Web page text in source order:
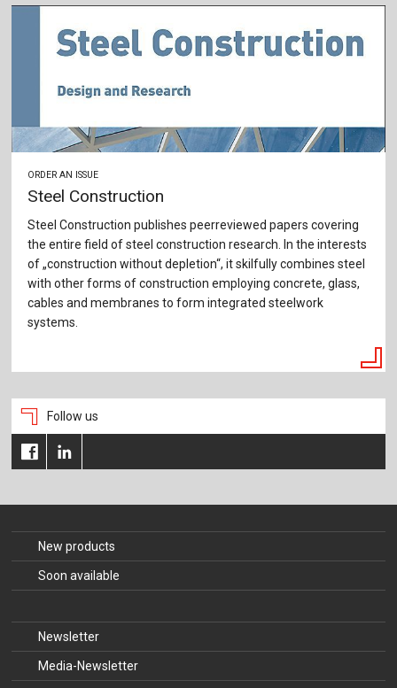
ORDER AN ISSUE
Steel Construction
Steel Construction publishes peerreviewed papers covering
the entire field of steel construction research. In the interests
of „construction without depletion“, it skilfully combines steel
with other forms of construction employing concrete, glass,
cables and membranes to form integrated steelwork
systems.
Follow us
New products
Soon available
Newsletter
Media-Newsletter